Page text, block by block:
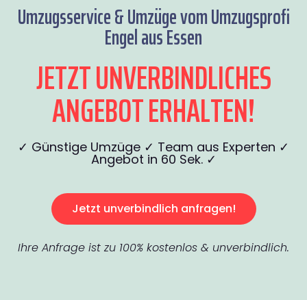
Umzugsservice & Umzüge vom Umzugsprofi
Engel aus Essen
JETZT UNVERBINDLICHES
ANGEBOT ERHALTEN!
✓ Günstige Umzüge ✓ Team aus Experten ✓
Angebot in 60 Sek. ✓
Jetzt unverbindlich anfragen!
Ihre Anfrage ist zu 100% kostenlos & unverbindlich.